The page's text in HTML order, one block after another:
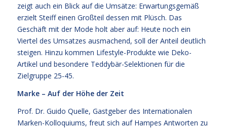
zeigt auch ein Blick auf die Umsätze: Erwartungsgemäß
erzielt Steiff einen Großteil dessen mit Plüsch. Das
Geschäft mit der Mode holt aber auf: Heute noch ein
Viertel des Umsatzes ausmachend, soll der Anteil deutlich
steigen. Hinzu kommen Lifestyle-Produkte wie Deko-
Artikel und besondere Teddybär-Selektionen für die
Zielgruppe 25-45.
Marke – Auf der Höhe der Zeit
Prof. Dr. Guido Quelle, Gastgeber des Internationalen
Marken-Kolloquiums, freut sich auf Hampes Antworten zu